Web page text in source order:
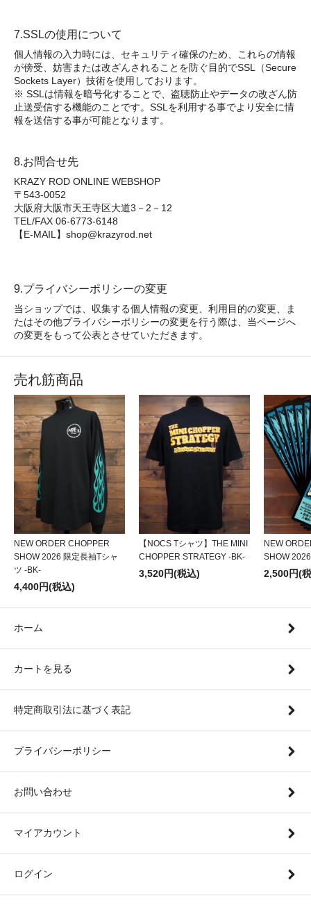
7.SSLの使用について
個人情報の入力時には、セキュリティ確保のため、これらの情報
が傍受、妨害または改ざんされることを防ぐ目的でSSL（Secure
Sockets Layer）技術を使用しております。
※ SSLは情報を暗号化することで、盗聴防止やデータの改ざん防
止送受信する機能のことです。SSLを利用する事でより安全に情
報を送信する事が可能となります。
8.お問合せ先
KRAZY ROD ONLINE WEBSHOP
〒543-0052
大阪府大阪市天王寺区大道3－2－12
TEL/FAX 06-6773-6148
【E-MAIL】shop@krazyrod.net
9.プライバシーポリシーの変更
当ショップでは、収集する個人情報の変更、利用目的の変更、ま
たはその他プライバシーポリシーの変更を行う際は、当ページへ
の変更をもって公表とさせていただきます。
売れ筋商品
NEW ORDER CHOPPER
SHOW 2026 限定長袖Tシャ
ツ -BK-
4,400円(税込)
【NOCS Tシャツ】THE MINI
CHOPPER STRATEGY -BK-
3,520円(税込)
NEW
SHOW
2,500円(
ホーム
カートを見る
特定商取引法に基づく表記
プライバシーポリシー
お問い合わせ
マイアカウント
ログイン